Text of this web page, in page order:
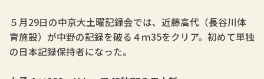
５月29日の中京大土曜記録会では、近藤高代（長谷川体
育施設）が中野の記録を破る４ｍ35をクリア。初めて単独
の日本記録保持者になった。